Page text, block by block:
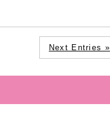
Next Entries »